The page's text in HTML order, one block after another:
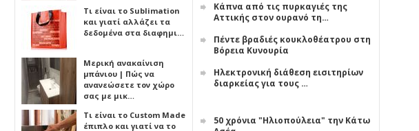
Τι είναι το Sublimation
και γιατί αλλάζει τα
δεδομένα στα διαφημι…
Μερική ανακαίνιση
μπάνιου | Πώς να
ανανεώσετε τον χώρο
σας με μικ…
Τι είναι το Custom Made
έπιπλο και γιατί να το
Κάπνα από τις πυρκαγιές της
Αττικής στον ουρανό τη…
Πέντε βραδιές κουκλοθέατρου στη
Βόρεια Κυνουρία
Ηλεκτρονική διάθεση εισιτηρίων
διαρκείας για τους …
50 χρόνια "Ηλιοπούλεια" την Κάτω